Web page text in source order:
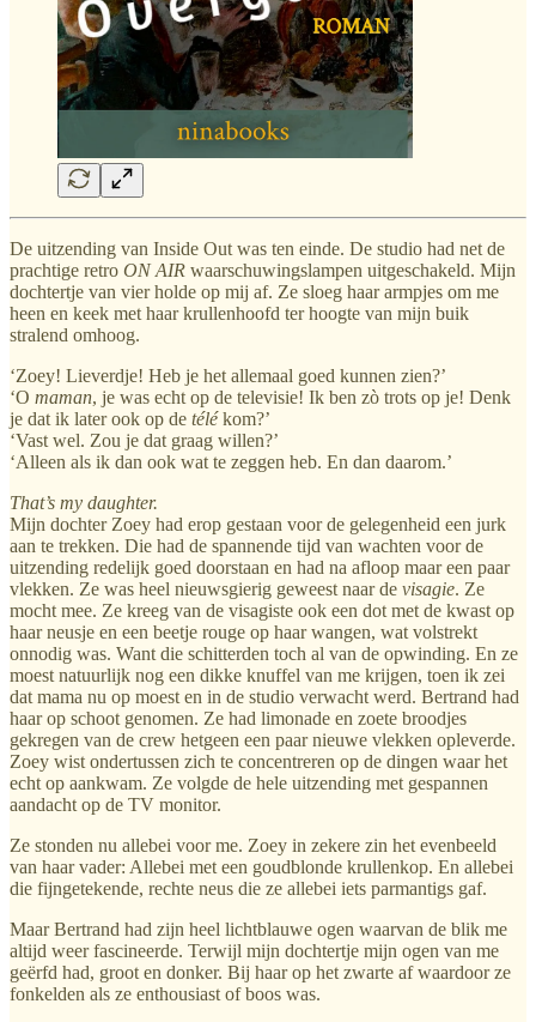
De uitzending van Inside Out was ten einde. De studio had net de
prachtige retro ON AIR waarschuwingslampen uitgeschakeld. Mijn
dochtertje van vier holde op mij af. Ze sloeg haar armpjes om me
heen en keek met haar krullenhoofd ter hoogte van mijn buik
stralend omhoog.
‘Zoey! Lieverdje! Heb je het allemaal goed kunnen zien?’
‘O maman, je was echt op de televisie! Ik ben zò trots op je! Denk
je dat ik later ook op de télékom?’
‘Vast wel. Zou je dat graag willen?’
‘Alleen als ik dan ook wat te zeggen heb. En dan daarom.’
That’s my daughter.
Mijn dochter Zoey had erop gestaan voor de gelegenheid een jurk
aan te trekken. Die had de spannende tijd van wachten voor de
uitzending redelijk goed doorstaan en had na afloop maar een paar
vlekken. Ze was heel nieuwsgierig geweest naar de visagie. Ze
mocht mee. Ze kreeg van de visagiste ook een dot met de kwast op
haar neusje en een beetje rouge op haar wangen, wat volstrekt
onnodig was. Want die schitterden toch al van de opwinding. En ze
moest natuurlijk nog een dikke knuffel van me krijgen, toen ik zei
dat mama nu op moest en in de studio verwacht werd. Bertrand had
haar op schoot genomen. Ze had limonade en zoete broodjes
gekregen van de crew hetgeen een paar nieuwe vlekken opleverde.
Zoey wist ondertussen zich te concentreren op de dingen waar het
echt op aankwam. Ze volgde de hele uitzending met gespannen
aandacht op de TV monitor.
Ze stonden nu allebei voor me. Zoey in zekere zin het evenbeeld
van haar vader: Allebei met een goudblonde krullenkop. En allebei
die fijngetekende, rechte neus die ze allebei iets parmantigs gaf.
Maar Bertrand had zijn heel lichtblauwe ogen waarvan de blik me
altijd weer fascineerde. Terwijl mijn dochtertje mijn ogen van me
geërfd had, groot en donker. Bij haar op het zwarte af waardoor ze
fonkelden als ze enthousiast of boos was.